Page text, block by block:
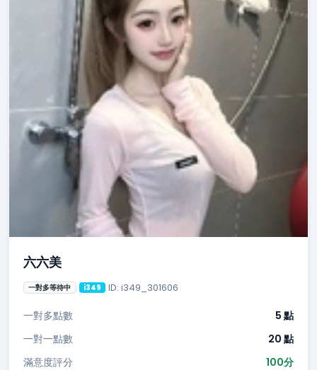
六六美
一對多等待中 i349 ID: i349_301606
一對多點數
5 點
一對一點數
20 點
滿意度評分
100分